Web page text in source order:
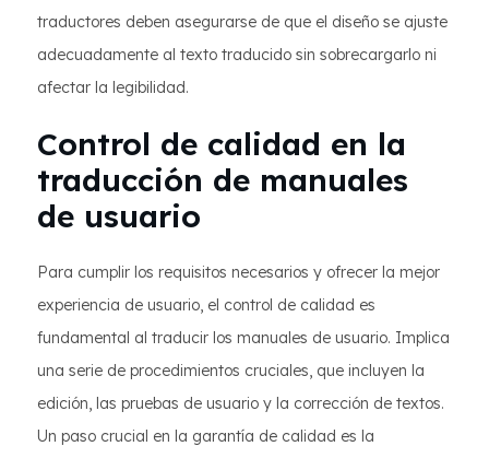
traductores deben asegurarse de que el diseño se ajuste
adecuadamente al texto traducido sin sobrecargarlo ni
afectar la legibilidad.
Control de calidad en la
traducción de manuales
de usuario
Para cumplir los requisitos necesarios y ofrecer la mejor
experiencia de usuario, el control de calidad es
fundamental al traducir los manuales de usuario. Implica
una serie de procedimientos cruciales, que incluyen la
edición, las pruebas de usuario y la corrección de textos.
Un paso crucial en la garantía de calidad es la